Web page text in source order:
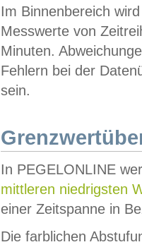
Im Binnenbereich
Messwerte von
Minuten.
Fehlern bei der
sein.
In PEGELONLINE
mittleren niedrigsten
einer Zeitspanne in
Die farblichen